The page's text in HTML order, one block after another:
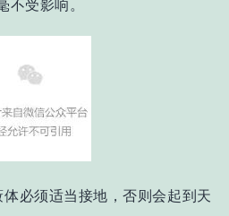
不受影响。
必须适当接地，否则会起到天